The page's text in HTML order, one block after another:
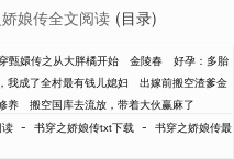
娘传全文阅读 (目录)
甄嬛传之从大胖橘开始 金陵春
好孕：多胎
我成了全村最有钱儿媳妇
出嫁前搬空渣爹金
养
搬空国库去流放，带着大伙赢麻了
- 书穿之娇娘传txt下载 - 书穿之娇娘传最